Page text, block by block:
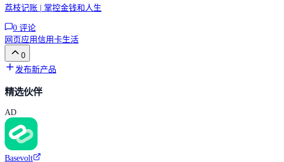
荔枝记账 | 掌控金钱和人生
0 评论
网页应用信用卡生活
0
发布新产品
精选伙伴
AD
Basevolt